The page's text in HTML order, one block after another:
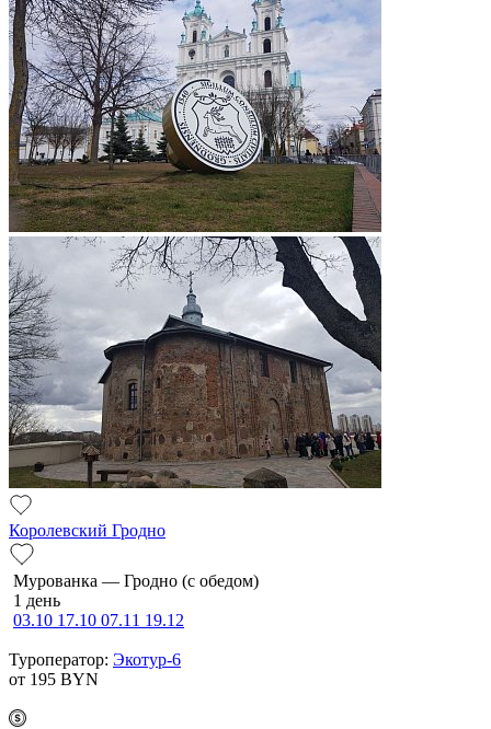
Королевский Гродно
Мурованка — Грод­но (с обе­дом)
1 день
03.10 17.10 07.11 19.12
Туроператор: Экотур-6
от 195 BYN